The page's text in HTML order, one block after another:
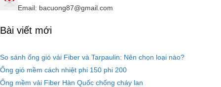
Email: bacuong87@gmail.com
Bài viết mới
So sánh ống gió vải Fiber và Tarpaulin: Nên chọn loại nào?
Ống gió mềm cách nhiệt phi 150 phi 200
Ống mềm vải Fiber Hàn Quốc chống cháy lan